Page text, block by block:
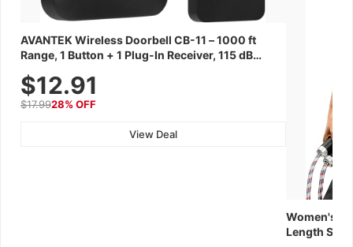
AVANTEK Wireless Doorbell CB-11 – 1000 ft
Range, 1 Button + 1 Plug-In Receiver, 115 dB
Year Battery
$12.91
$17.9928% OFF
View Deal
Women's
Length